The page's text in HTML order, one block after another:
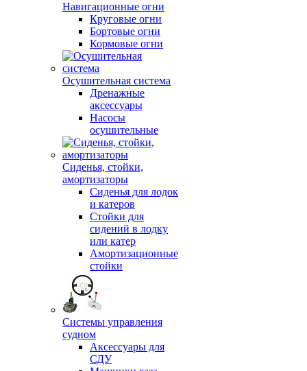
Навигационные огни
Круговые огни
Бортовые огни
Кормовые огни
Осушительная система
Дренажные
аксессуары
Насосы
осушительные
Сиденья, стойки,
амортизаторы
Сиденья для лодок
и катеров
Стойки для
сидений в лодку
или катер
Амортизационные
стойки
Системы управления
судном
Аксессуары для
СДУ